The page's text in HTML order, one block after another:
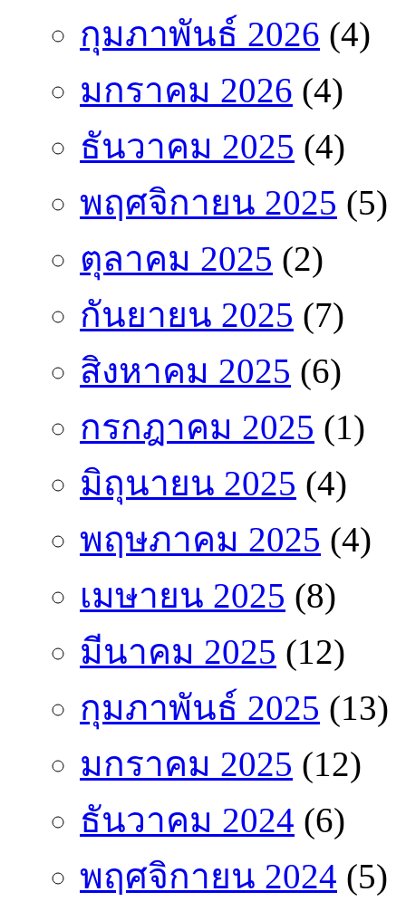
กุมภาพันธ์ 2026 (4)
มกราคม 2026 (4)
ธันวาคม 2025 (4)
พฤศจิกายน 2025 (5)
ตุลาคม 2025 (2)
กันยายน 2025 (7)
สิงหาคม 2025 (6)
กรกฎาคม 2025 (1)
มิถุนายน 2025 (4)
พฤษภาคม 2025 (4)
เมษายน 2025 (8)
มีนาคม 2025 (12)
กุมภาพันธ์ 2025 (13)
มกราคม 2025 (12)
ธันวาคม 2024 (6)
พฤศจิกายน 2024 (5)